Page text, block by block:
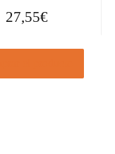
27,55€